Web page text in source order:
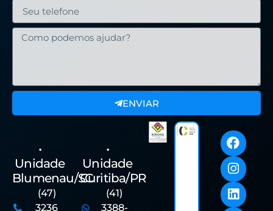
ENVIAR
•
Unidade
Blumenau/SC
(47)
3236
•
Unidade
Curitiba/PR
(41)
3388-